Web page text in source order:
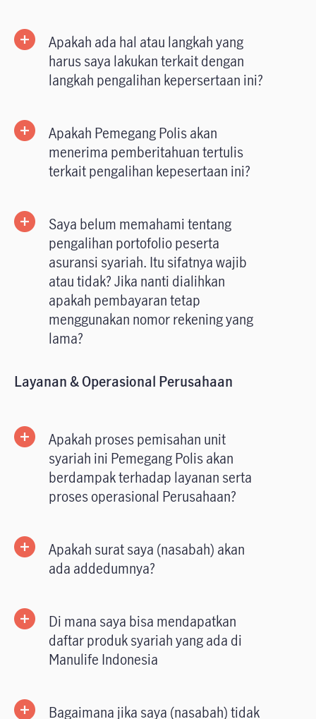
Apakah ada hal atau langkah yang
harus saya lakukan terkait dengan
langkah pengalihan kepersertaan ini?
Apakah Pemegang Polis akan
menerima pemberitahuan tertulis
terkait pengalihan kepesertaan ini?
Saya belum memahami tentang
pengalihan portofolio peserta
asuransi syariah. Itu sifatnya wajib
atau tidak? Jika nanti dialihkan
apakah pembayaran tetap
menggunakan nomor rekening yang
lama?
Layanan & Operasional Perusahaan
Apakah proses pemisahan unit
syariah ini Pemegang Polis akan
berdampak terhadap layanan serta
proses operasional Perusahaan?
Apakah surat saya (nasabah) akan
ada addedumnya?
Di mana saya bisa mendapatkan
daftar produk syariah yang ada di
Manulife Indonesia
Bagaimana jika saya (nasabah) tidak